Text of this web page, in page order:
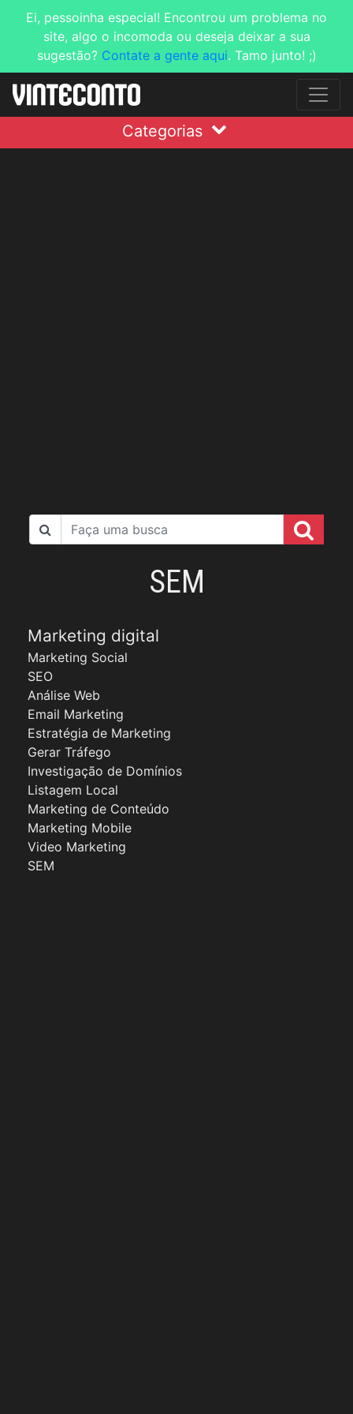
Ei, pessoinha especial! Encontrou um problema no
site, algo o incomoda ou deseja deixar a sua
sugestão? Contate a gente aqui. Tamo junto! ;)
Categorias
SEM
Marketing digital
Marketing Social
SEO
Análise Web
Email Marketing
Estratégia de Marketing
Gerar Tráfego
Investigação de Domínios
Listagem Local
Marketing de Conteúdo
Marketing Mobile
Video Marketing
SEM